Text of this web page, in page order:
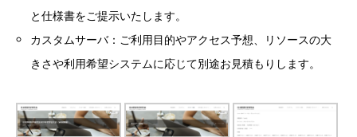
と仕様書をご提示いたします。
カスタムサーバ：ご利用目的やアクセス予想、リソースの大
きさや利用希望システムに応じて別途お見積もりします。